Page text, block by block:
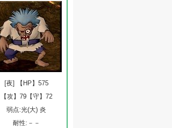
[夜] 【HP】575
【攻】79【守】72
弱点:光(大) 炎
耐性:－－